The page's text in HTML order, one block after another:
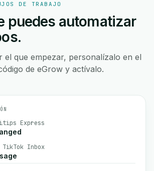
DE TRABAJO
puedes automatizar
el que empezar, personalízalo en el
de eGrow y actívalo.
Express
TikTok Inbox